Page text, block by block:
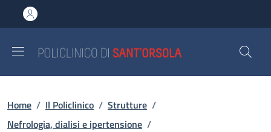
al contenuto principale
to footer content
Briciole di pane
Home / Il Policlinico / Strutture /
Nefrologia, dialisi e ipertensione /